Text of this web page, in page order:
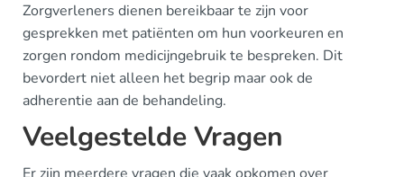
Zorgverleners dienen bereikbaar te zijn voor
gesprekken met patiënten om hun voorkeuren en
zorgen rondom medicijngebruik te bespreken. Dit
bevordert niet alleen het begrip maar ook de
adherentie aan de behandeling.
Veelgestelde Vragen